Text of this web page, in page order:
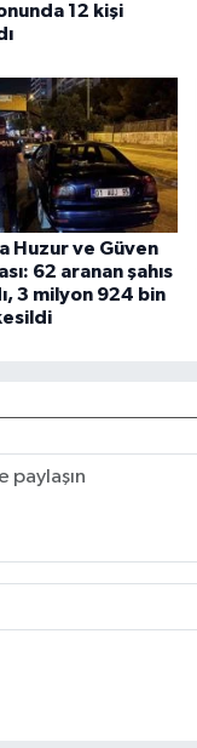
12 kişi
Huzur ve Güven
62 aranan şahıs
3 milyon 924 bin